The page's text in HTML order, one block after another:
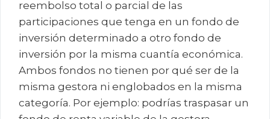
reembolso total o parcial de las
participaciones que tenga en un fondo de
inversión determinado a otro fondo de
inversión por la misma cuantía económica.
Ambos fondos no tienen por qué ser de la
misma gestora ni englobados en la misma
categoría. Por ejemplo: podrías traspasar un